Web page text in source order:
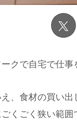
クで自宅で仕事
え、食材の買い
くごく狭い範囲